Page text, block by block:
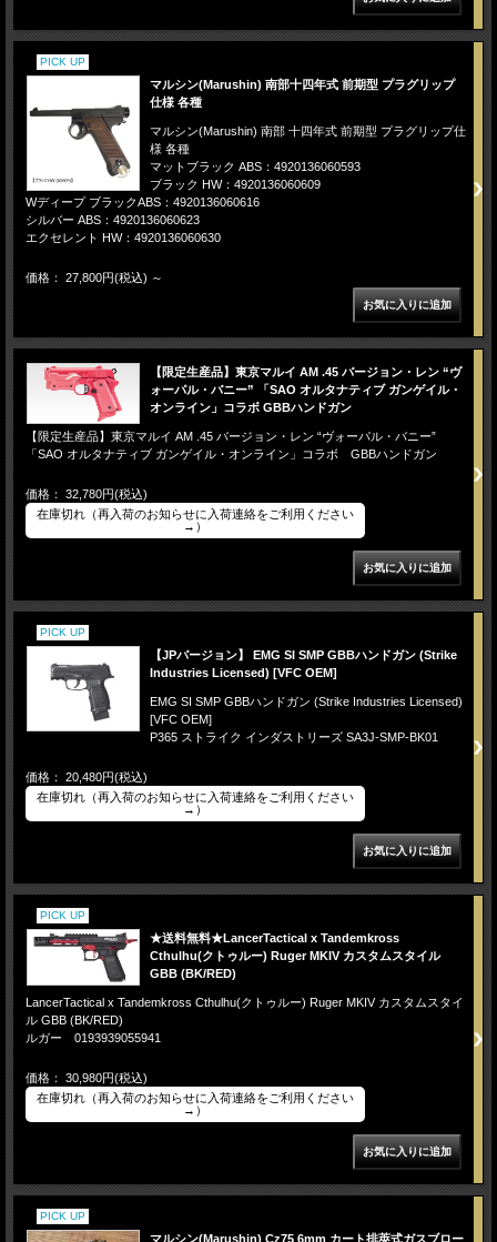
PICK UP
マルシン(Marushin) 南部十四年式 前期型 プラグリップ
仕様 各種
マルシン(Marushin) 南部 十四年式 前期型 プラグリップ仕
様 各種
マットブラック ABS：4920136060593
ブラック HW：4920136060609
Wディープ ブラックABS：4920136060616
シルバー ABS：4920136060623
エクセレント HW：4920136060630
価格： 27,800円(税込) ～
【限定生産品】東京マルイ AM .45 バージョン・レン “ヴ
ォーパル・バニー” 「SAO オルタナティブ ガンゲイル・
オンライン」コラボ GBBハンドガン
【限定生産品】東京マルイ AM .45 バージョン・レン “ヴォーパル・バニー”
「SAO オルタナティブ ガンゲイル・オンライン」コラボ GBBハンドガン
価格： 32,780円(税込)
在庫切れ（再入荷のお知らせに入荷連絡をご利用ください
→）
PICK UP
【JPバージョン】 EMG SI SMP GBBハンドガン (Strike
Industries Licensed) [VFC OEM]
EMG SI SMP GBBハンドガン (Strike Industries Licensed)
[VFC OEM]
P365 ストライク インダストリーズ SA3J-SMP-BK01
価格： 20,480円(税込)
在庫切れ（再入荷のお知らせに入荷連絡をご利用ください
→）
PICK UP
★送料無料★LancerTactical x Tandemkross
Cthulhu(クトゥルー) Ruger MKIV カスタムスタイル
GBB (BK/RED)
LancerTactical x Tandemkross Cthulhu(クトゥルー) Ruger MKIV カスタムスタイ
ル GBB (BK/RED)
ルガー 0193939055941
価格： 30,980円(税込)
在庫切れ（再入荷のお知らせに入荷連絡をご利用ください
→）
PICK UP
マルシン(Marushin) Cz75 6mm カート排莢式ガスブロー